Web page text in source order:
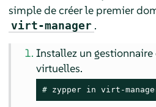
simple de créer le premier
virt-manager .
Installez un gestionnaire
virtuelles.
# zypper in virt-